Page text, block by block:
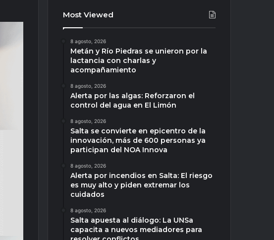
Most Viewed
8 agosto, 2026
Metán y Río Piedras se unieron por la
lactancia con charlas y
acompañamiento
8 agosto, 2026
Alerta por las algas: Reforzaron el
control del agua en El Limón
8 agosto, 2026
Salta se convierte en epicentro de la
innovación, más de 600 personas ya
participan del NOA Innova
8 agosto, 2026
Alerta por incendios en Salta: El riesgo
es muy alto y piden extremar los
cuidados
8 agosto, 2026
Salta apuesta al diálogo: La UNSa
capacita a nuevos mediadores para